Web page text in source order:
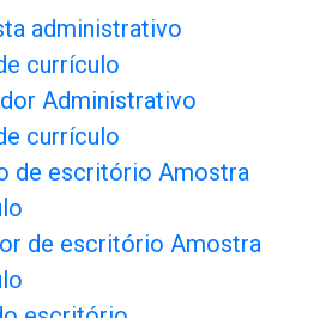
administrativo
currículo
Administrativo
currículo
de escritório Amostra
de escritório Amostra